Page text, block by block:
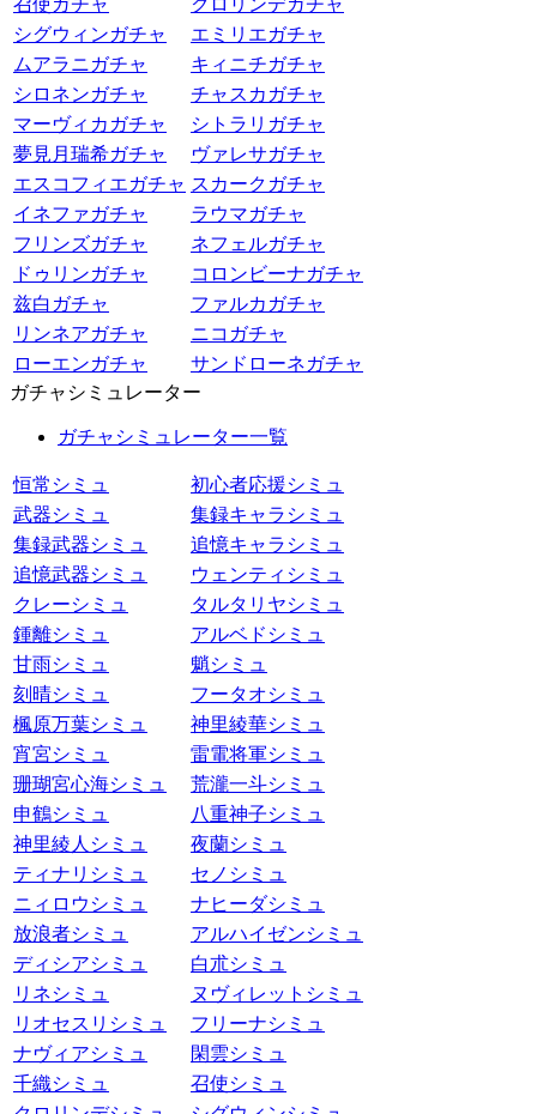
召使ガチャ
クロリンデガチャ
シグウィンガチャ
エミリエガチャ
ムアラニガチャ
キィニチガチャ
シロネンガチャ
チャスカガチャ
マーヴィカガチャ
シトラリガチャ
夢見月瑞希ガチャ
ヴァレサガチャ
エスコフィエガチャ スカークガチャ
イネファガチャ
ラウマガチャ
フリンズガチャ
ネフェルガチャ
ドゥリンガチャ
コロンビーナガチャ
兹白ガチャ
ファルカガチャ
リンネアガチャ
ニコガチャ
ローエンガチャ
サンドローネガチャ
ガチャシミュレーター
ガチャシミュレーター一覧
恒常シミュ
初心者応援シミュ
武器シミュ
集録キャラシミュ
集録武器シミュ
追憶キャラシミュ
追憶武器シミュ
ウェンティシミュ
クレーシミュ
タルタリヤシミュ
鍾離シミュ
アルベドシミュ
甘雨シミュ
魈シミュ
刻晴シミュ
フータオシミュ
楓原万葉シミュ
神里綾華シミュ
宵宮シミュ
雷電将軍シミュ
珊瑚宮心海シミュ
荒瀧一斗シミュ
申鶴シミュ
八重神子シミュ
神里綾人シミュ
夜蘭シミュ
ティナリシミュ
セノシミュ
ニィロウシミュ
ナヒーダシミュ
放浪者シミュ
アルハイゼンシミュ
ディシアシミュ
白朮シミュ
リネシミュ
ヌヴィレットシミュ
リオセスリシミュ
フリーナシミュ
ナヴィアシミュ
閑雲シミュ
千織シミュ
召使シミュ